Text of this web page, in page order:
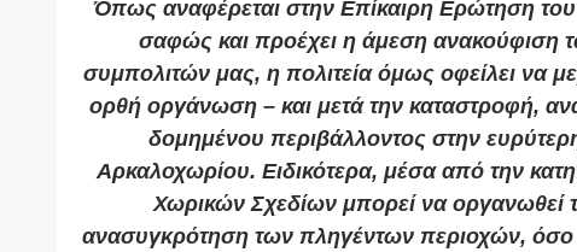
Όπως αναφέρεται στην Επίκαιρη Ερώτηση
σαφώς και προέχει η άμεση ανακούφιση
συμπολιτών μας, η πολιτεία όμως οφείλει να
ορθή οργάνωση – και μετά την καταστροφή,
δομημένου περιβάλλοντος στην
Αρκαλοχωρίου. Ειδικότερα, μέσα από την
Χωρικών Σχεδίων μπορεί να οργανωθεί
ανασυγκρότηση των πληγέντων περιοχών,